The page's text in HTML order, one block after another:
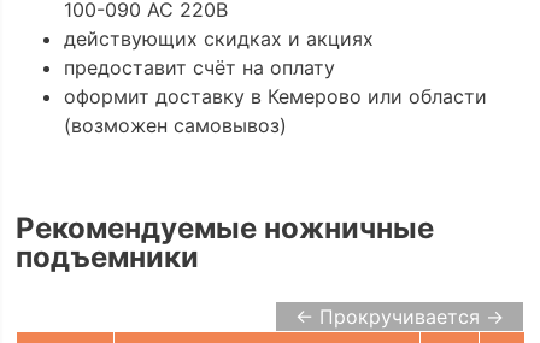
100-090 AC 220В
действующих скидках и акциях
предоставит счёт на оплату
оформит доставку в Кемерово или области
(возможен самовывоз)
Рекомендуемые ножничные
подъемники
← Прокручивается →